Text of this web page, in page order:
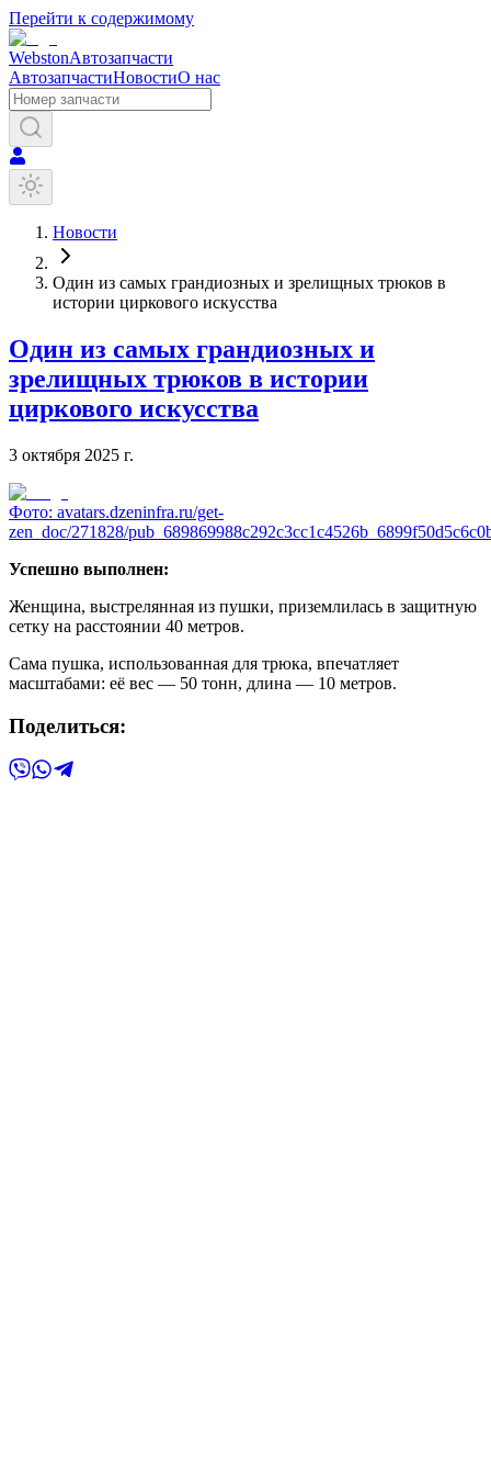
Перейти к содержимому
WebstonАвтозапчасти
АвтозапчастиНовостиО нас
Новости
Один из самых грандиозных и зрелищных трюков в
истории циркового искусства
Один из самых грандиозных и
зрелищных трюков в истории
циркового искусства
3 октября 2025 г.
Фото: avatars.dzeninfra.ru/get-
zen_doc/271828/
Успешно выполнен:
Женщина, выстрелянная из пушки, приземлилась в защитную
сетку на расстоянии 40 метров.
Сама пушка, использованная для трюка, впечатляет
масштабами: её вес — 50 тонн, длина — 10 метров.
Поделиться: